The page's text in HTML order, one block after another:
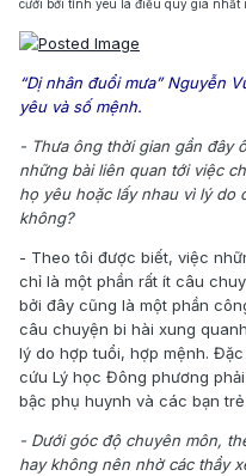
cưới bởi tình yêu là điều quý giá nhất
“Dị nhân đuổi mưa” Nguyễn
yêu và số mệnh.
- Thưa ông thời gian gần đây
những bài liên quan tới việc
họ yêu hoặc lấy nhau vì lý do
không?
- Theo tôi được biết, việc
chỉ là một phần rất ít câu
bởi đây cũng là một phần
câu chuyện bi hài xung
lý do hợp tuổi, hợp mệnh.
cứu Lý học Đông phương
bậc phụ huynh và các bạn
- Dưới góc độ chuyên môn,
hay không nên nhờ các thầy